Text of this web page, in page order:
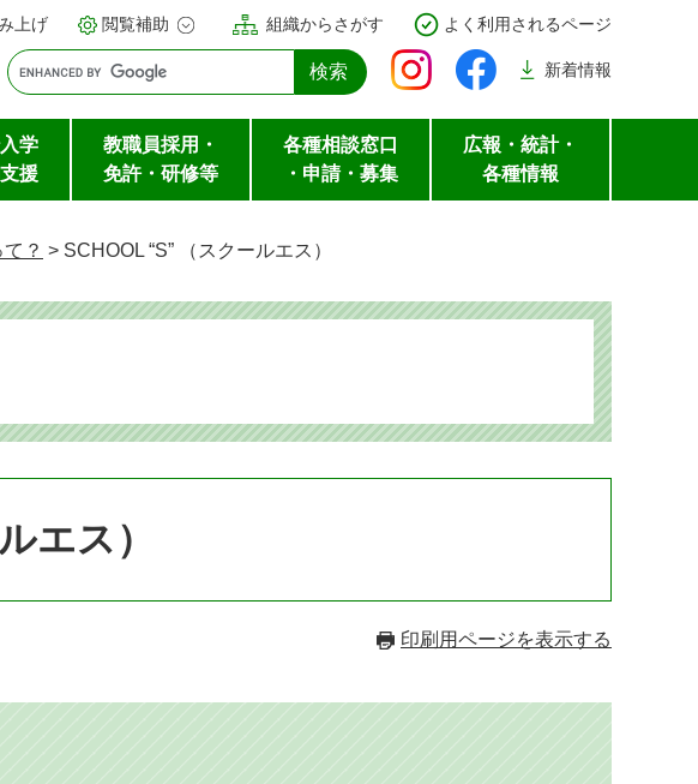
上げ 閲覧補助 組織からさがす よく利用されるページ
新着情報
学
援
教職員採用・
免許・研修等
各種相談窓口
・申請・募集
広報・統計・
各種情報
？ > SCHOOL “S” （スクールエス）
エス）
印刷用ページを表示する